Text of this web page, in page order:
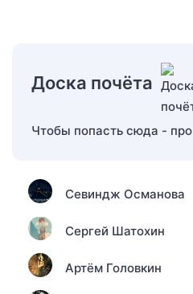
Доска почёта
Чтобы попасть сюда -
Севиндж Османова
Сергей Шатохин
Артём Головкин